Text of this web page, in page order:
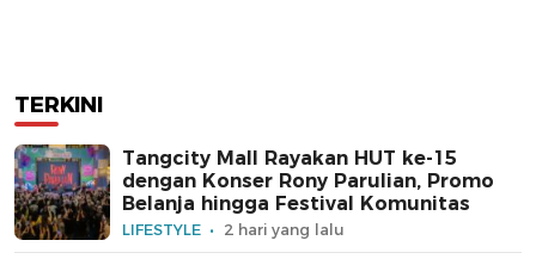
TERKINI
Tangcity Mall Rayakan HUT ke-15
dengan Konser Rony Parulian, Promo
Belanja hingga Festival Komunitas
LIFESTYLE 2 hari yang lalu